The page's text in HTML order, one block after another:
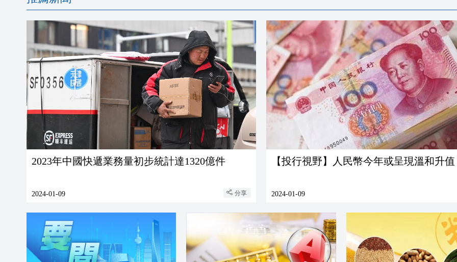
2023年中國快遞業務量初步統計達1320億件
2024-01-09 分享
【投行視野】人民幣今年或呈現溫和升值
2024-01-09